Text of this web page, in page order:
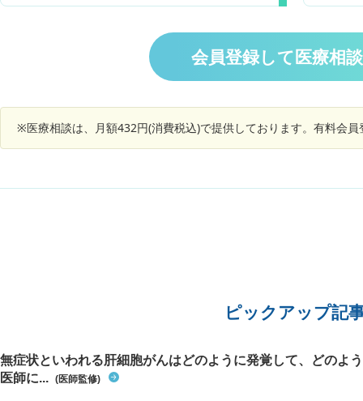
葉に結節状の腫瘍が確認され、現在生検結果待ち
です。悪性リンパ腫の可能性が高いとのことで
す。もし、悪性リンパ腫と特定された場合、化学
療法・放射線治療など行うと思いますが、治療方
ミングはいつがいいでしょか？
肺を圧
は心臓
できな
き、こ
会員登録して医療相
※医療相談は、月額432円(消費税込)で提供しております。有料会
ピックアップ記
無症状といわれる肝細胞がんはどのように発覚して、どのよ
医師に... (医師監修)